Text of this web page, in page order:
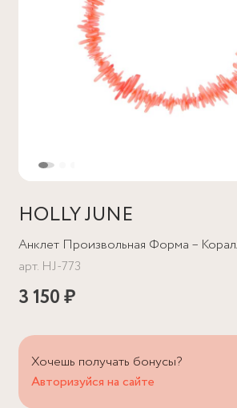
HOLLY JUNE
Анклет Произвольная Форма –
арт. HJ-773
3 150 ₽
Хочешь получать бонусы?
Авторизуйся на сайте